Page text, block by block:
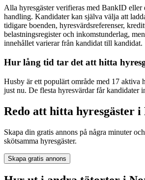
Alla hyresgäster verifieras med BankID eller
handling. Kandidater kan själva välja att
tidigare boenden, hyresvärdsreferenser,
belastningsregister och inkomstunderlag,
innehållet varierar från kandidat till kandidat.
Hur lång tid tar det att hitta
Husby är ett populärt område med 17 aktiva
just nu. De flesta hyresvärdar får kandidater
Redo att hitta hyresgäster i
Skapa din gratis annons på några minuter
skötsamma hyresgäster.
Skapa gratis annons